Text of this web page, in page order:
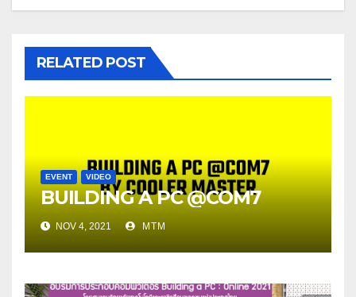
RELATED POST
EVENT VIDEO
BUILDING A PC @COM7
NOV 4, 2021 MTM